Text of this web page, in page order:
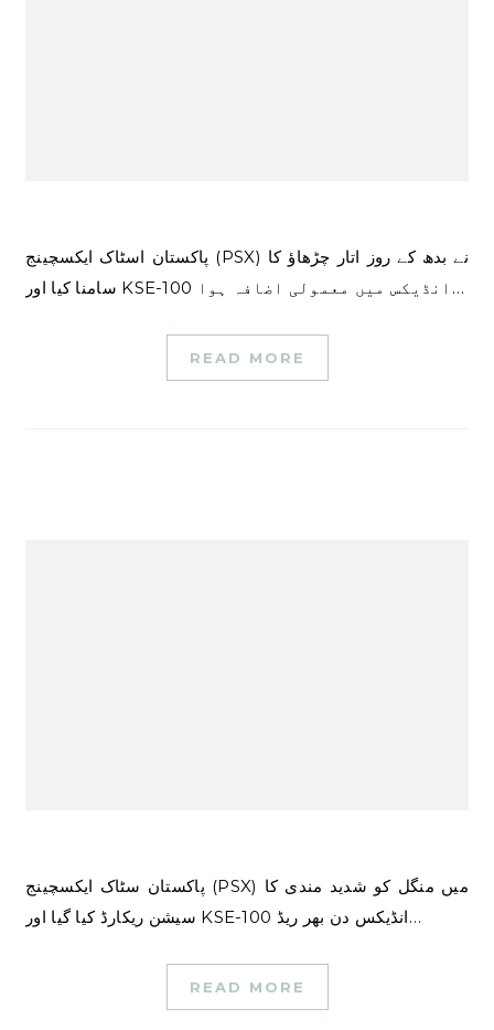
پاکستان اسٹاک ایکسچینج (PSX) نے بدھ کے روز اتار چڑھاؤ کا
سامنا کیا اور KSE-100 انڈیکس میں معمولی اضافہ ہوا…
READ MORE
پاکستان سٹاک ایکسچینج (PSX) میں منگل کو شدید مندی کا
سیشن ریکارڈ کیا گیا اور KSE-100 انڈیکس دن بھر ریڈ…
READ MORE